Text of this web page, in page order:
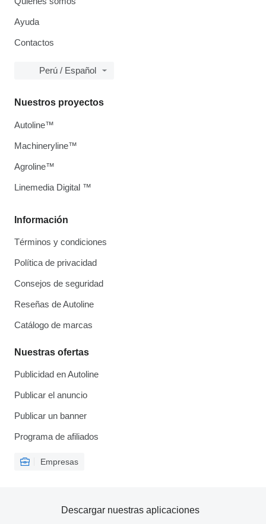
Ayuda
Contactos
Perú / Español
Información
Términos y condiciones
Política de privacidad
Consejos de seguridad
Reseñas de Autoline
Catálogo de marcas
Nuestras ofertas
Publicidad en Autoline
Publicar el anuncio
Publicar un banner
Programa de afiliados
Empresas
Nuestros proyectos
Autoline™
Machineryline™
Agroline™
Linemedia Digital ™
Descargar nuestras aplicaciones